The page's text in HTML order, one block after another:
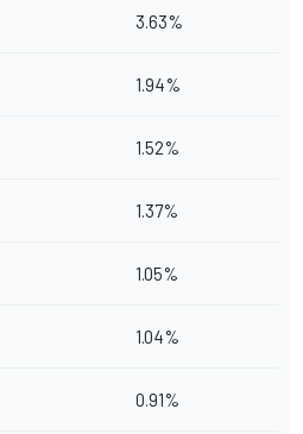
3.63%
1.94%
1.52%
1.37%
1.05%
1.04%
0.91%